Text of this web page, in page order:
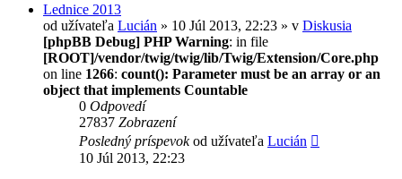
Lednice 2013
od užívateľa Lucián » 10 Júl 2013, 22:23 » v Diskusia
[phpBB Debug] PHP Warning: in file
[ROOT]/vendor/twig/twig/lib/Twig/Extension/Core.php
on line 1266: count(): Parameter must be an array or an
object that implements Countable
0 Odpovedí
27837 Zobrazení
Posledný príspevokod užívateľa Lucián
10 Júl 2013, 22:23